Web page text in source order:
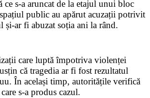
s-a aruncat de la etajul unui bloc
public au apărut acuzații potrivit
și-ar fi abuzat soția ani la rând.
care luptă împotriva violenței
că tragedia ar fi fost rezultatul
În același timp, autoritățile verifică
s-a produs cazul.